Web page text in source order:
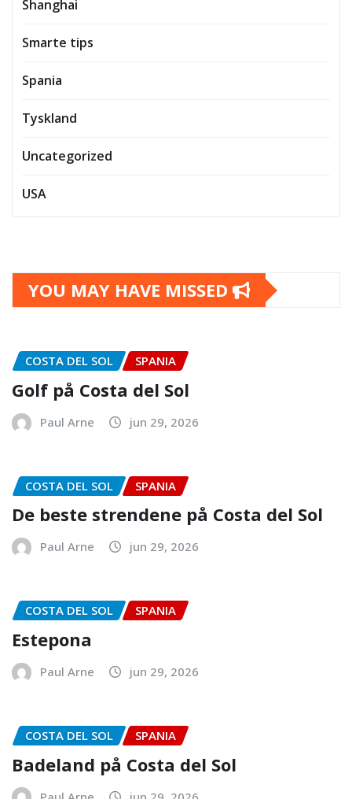
Shanghai
Smarte tips
Spania
Tyskland
Uncategorized
USA
YOU MAY HAVE MISSED
COSTA DEL SOL SPANIA
Golf på Costa del Sol
Paul Arne jun 29, 2026
COSTA DEL SOL SPANIA
De beste strendene på Costa del Sol
Paul Arne jun 29, 2026
COSTA DEL SOL SPANIA
Estepona
Paul Arne jun 29, 2026
COSTA DEL SOL SPANIA
Badeland på Costa del Sol